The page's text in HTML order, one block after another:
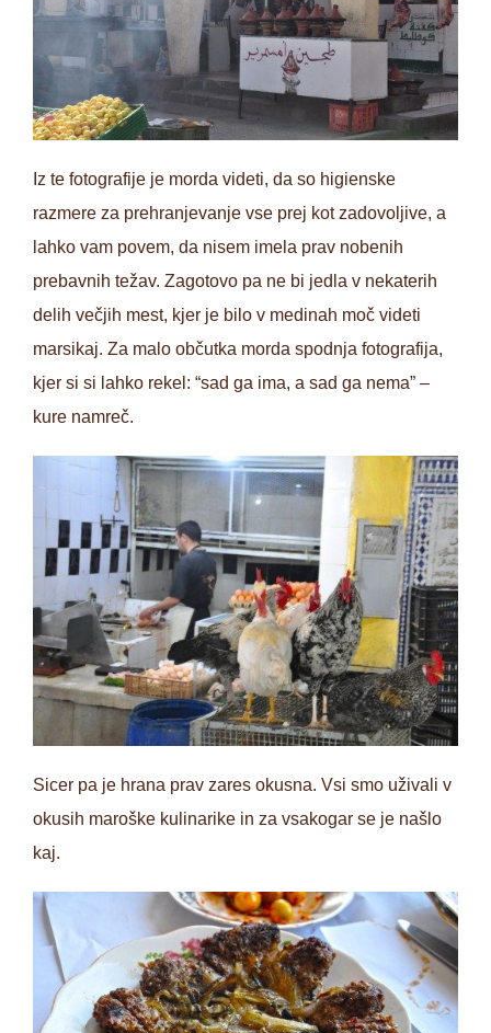
Iz te fotografije je morda videti, da so higienske
razmere za prehranjevanje vse prej kot zadovoljive, a
lahko vam povem, da nisem imela prav nobenih
prebavnih težav. Zagotovo pa ne bi jedla v nekaterih
delih večjih mest, kjer je bilo v medinah moč videti
marsikaj. Za malo občutka morda spodnja fotografija,
kjer si si lahko rekel: “sad ga ima, a sad ga nema” –
kure namreč.
Sicer pa je hrana prav zares okusna. Vsi smo uživali v
okusih maroške kulinarike in za vsakogar se je našlo
kaj.